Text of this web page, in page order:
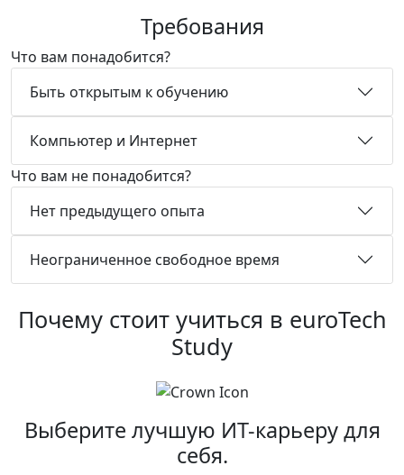
Требования
Что вам понадобится?
Быть открытым к обучению
Компьютер и Интернет
Что вам не понадобится?
Нет предыдущего опыта
Неограниченное свободное время
Почему стоит учиться в euroTech
Study
Выберите лучшую ИТ-карьеру для
себя.